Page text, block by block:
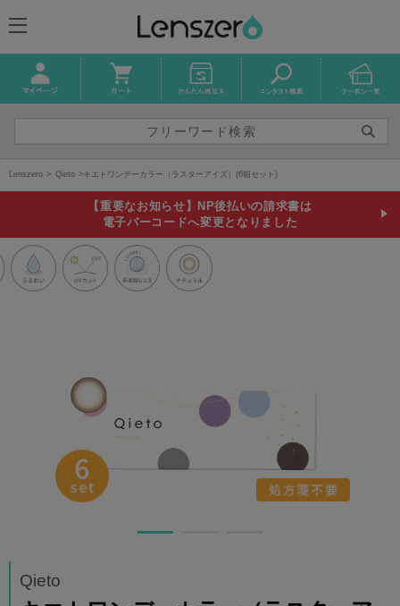
Lenszero Qieto キエトワンデーカラー（ラスターアイズ）(6箱セット)
【重要なお知らせ】NP後払いの請求書は
電子バーコードへ変更となりました
Qieto